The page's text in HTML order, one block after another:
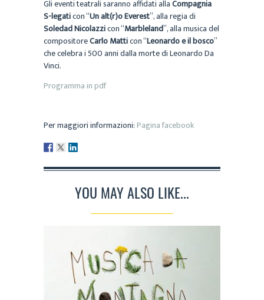
Gli eventi teatrali saranno affidati allaCompagnia
S-legaticon “Un alt(r)o Everest”, alla regia di
Soledad Nicolazzicon “Marbleland”, alla musica del
compositoreCarlo Matticon “Leonardo e il bosco”
che celebra i 500 anni dalla morte di Leonardo Da
Vinci.
Programma in pdf
Per maggiori informazioni:Pagina facebook
YOU MAY ALSO LIKE...